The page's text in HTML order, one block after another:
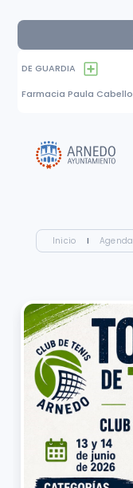
DE GUARDIA
Farmacia Paula
Inicio I Agenda